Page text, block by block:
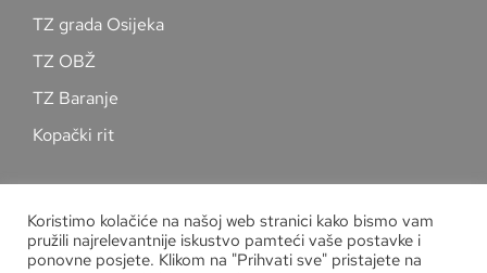
TZ grada Osijeka
TZ OBŽ
TZ Baranje
Kopački rit
Koristimo kolačiće na našoj web stranici kako bismo vam
pružili najrelevantnije iskustvo pamteći vaše postavke i
ponovne posjete. Klikom na "Prihvati sve" pristajete na